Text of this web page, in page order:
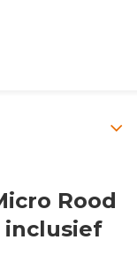
Rood
inclusief